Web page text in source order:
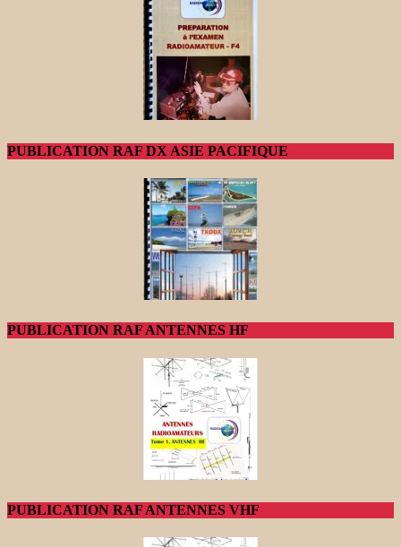
PUBLICATION RAF DX ASIE PACIFIQUE
PUBLICATION RAF ANTENNES HF
PUBLICATION RAF ANTENNES VHF